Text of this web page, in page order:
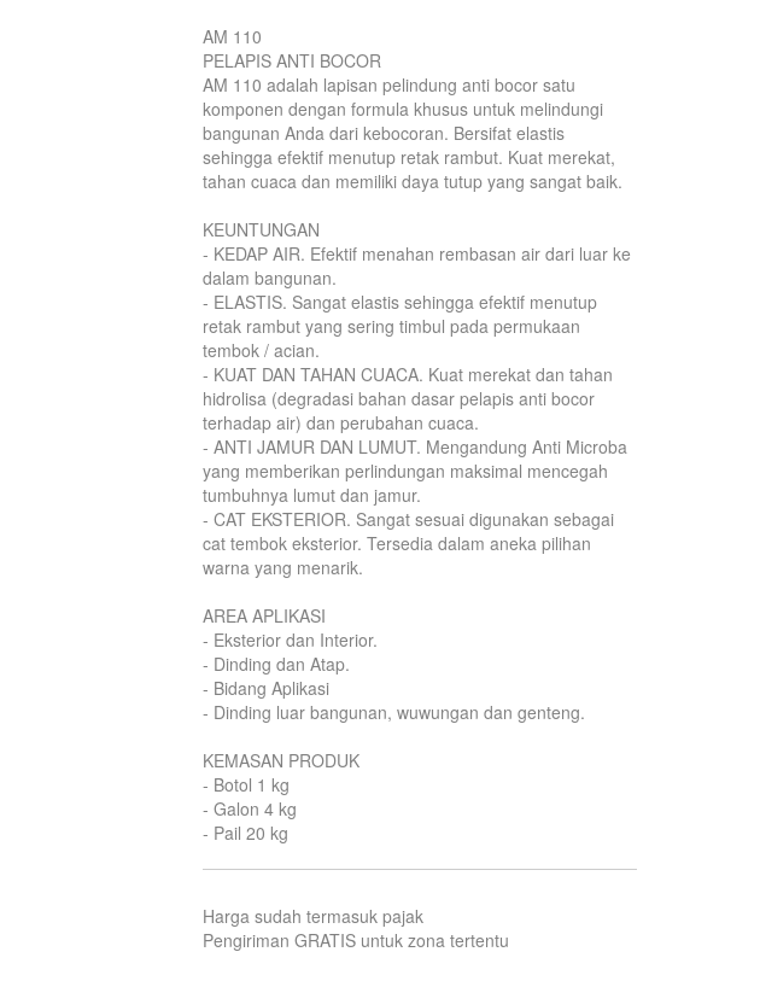
AM 110
PELAPIS ANTI BOCOR
AM 110 adalah lapisan pelindung anti bocor satu
komponen dengan formula khusus untuk melindungi
bangunan Anda dari kebocoran. Bersifat elastis
sehingga efektif menutup retak rambut. Kuat merekat,
tahan cuaca dan memiliki daya tutup yang sangat baik.
KEUNTUNGAN
- KEDAP AIR. Efektif menahan rembasan air dari luar ke
dalam bangunan.
- ELASTIS. Sangat elastis sehingga efektif menutup
retak rambut yang sering timbul pada permukaan
tembok / acian.
- KUAT DAN TAHAN CUACA. Kuat merekat dan tahan
hidrolisa (degradasi bahan dasar pelapis anti bocor
terhadap air) dan perubahan cuaca.
- ANTI JAMUR DAN LUMUT. Mengandung Anti Microba
yang memberikan perlindungan maksimal mencegah
tumbuhnya lumut dan jamur.
- CAT EKSTERIOR. Sangat sesuai digunakan sebagai
cat tembok eksterior. Tersedia dalam aneka pilihan
warna yang menarik.
AREA APLIKASI
- Eksterior dan Interior.
- Dinding dan Atap.
- Bidang Aplikasi
- Dinding luar bangunan, wuwungan dan genteng.
KEMASAN PRODUK
- Botol 1 kg
- Galon 4 kg
- Pail 20 kg
Harga sudah termasuk pajak
Pengiriman GRATIS untuk zona tertentu